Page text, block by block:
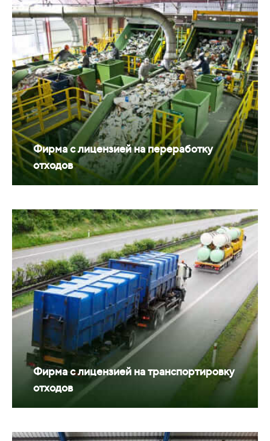
Фирма с лицензией на переработку
отходов
Фирма с лицензией на транспортировку
отходов